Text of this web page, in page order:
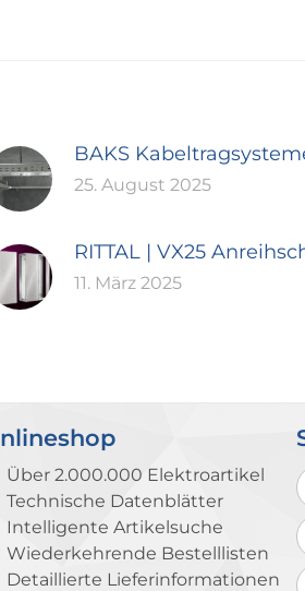
BAKS
25. August 2025
RITTAL | VX25
11. März 2025
Über 2.000.000 Elektroartikel
Technische Datenblätter
Intelligente Artikelsuche
Wiederkehrende Bestelllisten
Detaillierte Lieferinformationen